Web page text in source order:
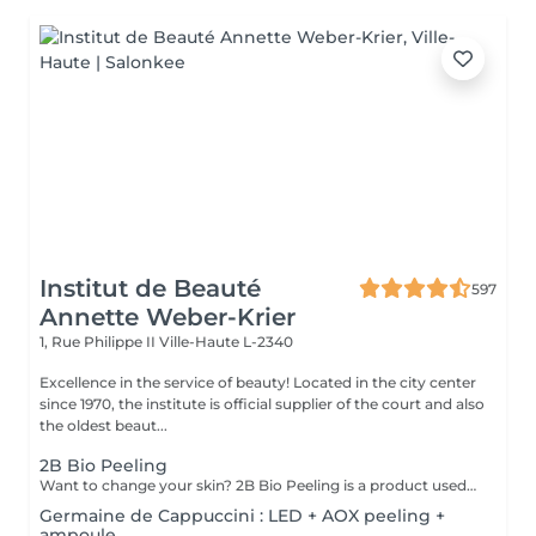
Institut de Beauté
Annette Weber-Krier
597
1, Rue Philippe II Ville-Haute L-2340
Excellence in the service of beauty! Located in the city center
since 1970, the institute is official supplier of the court and also
the oldest beaut...
2B Bio Peeling
Want to change your skin? 2B Bio Peeling is a product used in manual micro-dermabrasion (without the use of equipment). This method of abrasion of the surface of the epidermis aims to eliminate the dead cells that form the stratum corneum. Unlike other peel treatments that only work on the surface, 2B Bio Peeling triggers the exfoliation process from the inside. Your skin is deeply purified, the cellular metabolism is reactivated, the enlarged pores are tightened and the pigmentation is reduced. A dazzling result that immediately illuminates you.
Germaine de Cappuccini : LED + AOX peeling +